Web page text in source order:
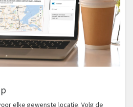
elke gewenste locatie. Volg de